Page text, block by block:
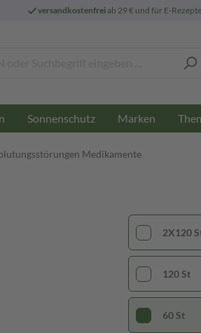
versandkostenfreiab 29 € und für E-Rezepte
Sonnenschutz Marken
Medikamente
2X120
120 St
60 St